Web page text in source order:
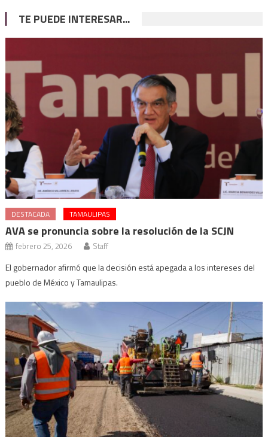
TE PUEDE INTERESAR...
DESTACADA TAMAULIPAS
AVA se pronuncia sobre la resolución de la SCJN
febrero 25, 2026 Staff
El gobernador afirmó que la decisión está apegada a los intereses del
pueblo de México y Tamaulipas.